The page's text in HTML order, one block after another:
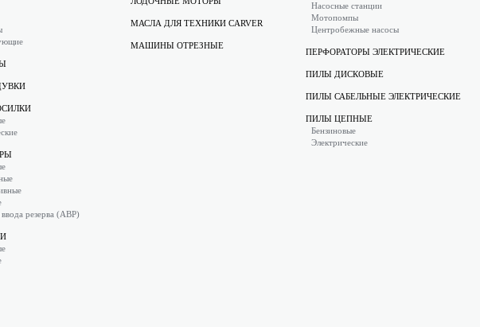
резерва (АВР)
МАСЛА ДЛЯ ТЕХНИКИ CARVER
МАШИНЫ ОТРЕЗНЫЕ
Насосные станции
Мотопомпы
Центробежные насосы
ПЕРФОРАТОРЫ ЭЛЕКТРИЧЕСКИЕ
ПИЛЫ ДИСКОВЫЕ
ПИЛЫ САБЕЛЬНЫЕ ЭЛЕКТРИЧЕСКИЕ
ПИЛЫ ЦЕПНЫЕ
Бензиновые
Электрические